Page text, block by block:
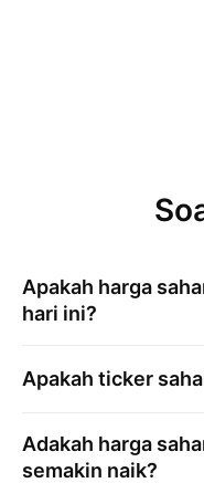
Apakah harga
hari ini?
Apakah ticker
Adakah harga
semakin naik?